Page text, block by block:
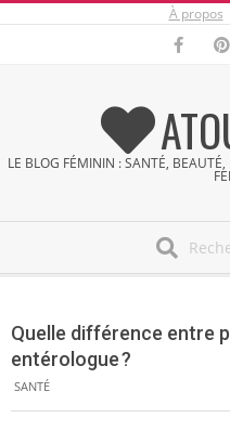
À propos
LE BLOG FÉMININ : SANTÉ,
Menu
Quelle différence entre
entérologue ?
SANTÉ